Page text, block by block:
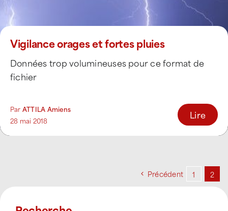
Vigilance orages et fortes pluies
Données trop volumineuses pour ce format de
fichier
Par ATTILA Amiens
28 mai 2018
Lire
Précédent 1 2